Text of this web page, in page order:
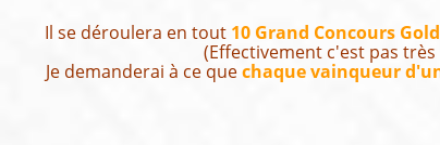
Il se déroulera en tout 10 Grand Concours
(Effectivement c'est pas
Je demanderai à ce que chaque vainqueur